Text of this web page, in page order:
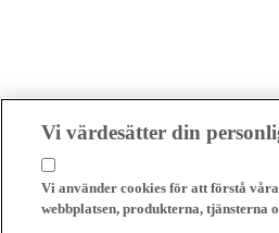
Vi värdesätter din
Vi använder cookies för att förstå
webbplatsen, produkterna, tjänsterna